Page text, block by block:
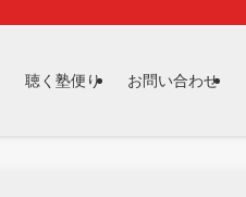
聴く塾便り お問い合わせ